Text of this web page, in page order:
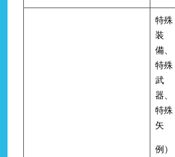
特殊
装
備、
特殊
武
器、
特殊
矢
例）